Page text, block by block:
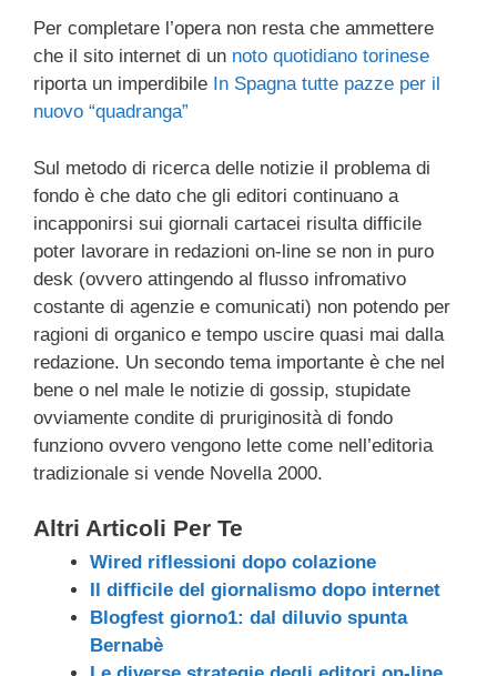
Per completare l’opera non resta che ammettere
che il sito internet di un noto quotidiano torinese
riporta un imperdibile In Spagna tutte pazze per il
nuovo “quadranga”
Sul metodo di ricerca delle notizie il problema di
fondo è che dato che gli editori continuano a
incapponirsi sui giornali cartacei risulta difficile
poter lavorare in redazioni on-line se non in puro
desk (ovvero attingendo al flusso infromativo
costante di agenzie e comunicati) non potendo per
ragioni di organico e tempo uscire quasi mai dalla
redazione. Un secondo tema importante è che nel
bene o nel male le notizie di gossip, stupidate
ovviamente condite di pruriginosità di fondo
funziono ovvero vengono lette come nell’editoria
tradizionale si vende Novella 2000.
Altri Articoli Per Te
Wired riflessioni dopo colazione
Il difficile del giornalismo dopo internet
Blogfest giorno1: dal diluvio spunta
Bernabè